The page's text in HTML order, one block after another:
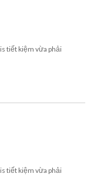
is tiết kiệm vừa phải
is tiết kiệm vừa phải